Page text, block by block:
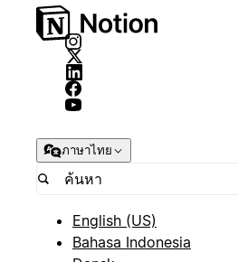
ภาษาไทย
English (US)
Bahasa Indonesia